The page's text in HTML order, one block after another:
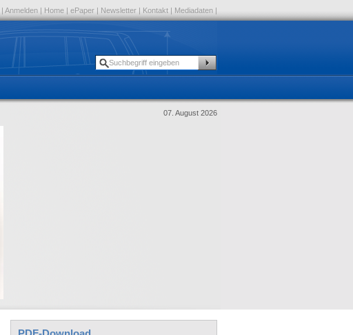
| Anmelden | Home | ePaper | Newsletter | Kontakt | Mediadaten |
07. August 2026